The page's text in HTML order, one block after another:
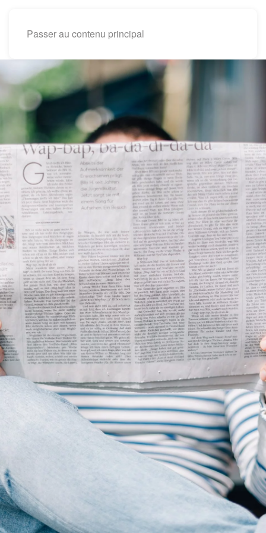
Passer au contenu principal